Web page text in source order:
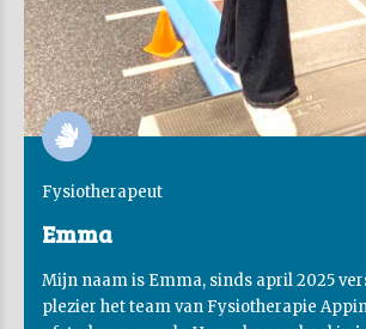
Fysiotherapeut
Emma
Mijn naam is Emma, sinds april 2025
plezier het team van Fysiotherapie